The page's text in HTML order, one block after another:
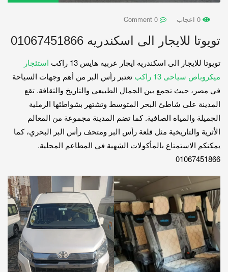
تويوتا للايجار الى اسكندريه 01067451866
تويوتا للايجار الى اسكندريه ايجار عربيه هايس 13 راكب
استئجار
ميكروباص سياحى 13 راكب
تعتبر رأس البر من أهم وجهات السياحة
في مصر، حيث تجمع بين الجمال الطبيعي والتاريخ والثقافة. تقع
المدينة على شاطئ البحر المتوسط وتشتهر بشواطئها الرملية
الجميلة والمياه الصافية. كما تضم المدينة مجموعة من المعالم
الأثرية والتاريخية مثل قلعة رأس البر ومتحف رأس البر البحري، كما
يمكنكم الاستمتاع بالمأكولات الشهية في المطاعم المحلية.
01067451866